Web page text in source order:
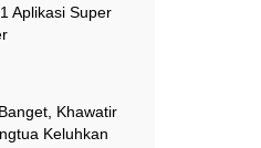
Aplikasi Super
Khawatir
Keluhkan